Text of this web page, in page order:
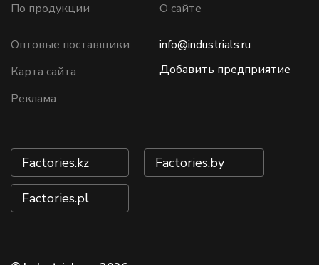
По продукции
О сайте
Оптовые поставщики
Карта сайта
Реклама
info@industrials.ru
Добавить предприятие
Factories.kz Factories.by
Factories.pl